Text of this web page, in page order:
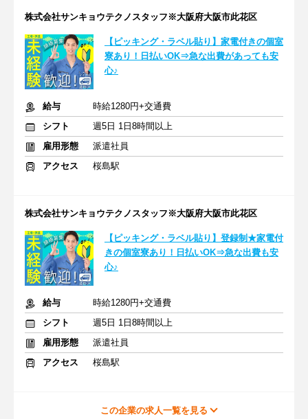
株式会社サンキョウテクノスタッフ※大阪府大阪市此花区
【ピッキング・ラベル貼り】家電付きの個室
寮あり！日払いOK⇒急な出費があっても安
心♪
給与
時給1280円+交通費
シフト
週5日 1日8時間以上
雇用形態
派遣社員
アクセス
桜島駅
株式会社サンキョウテクノスタッフ※大阪府大阪市此花区
【ピッキング・ラベル貼り】登録制★家電付
きの個室寮あり！日払いOK⇒急な出費も安
心♪
給与
時給1280円+交通費
シフト
週5日 1日8時間以上
雇用形態
派遣社員
アクセス
桜島駅
この企業の求人一覧を見る